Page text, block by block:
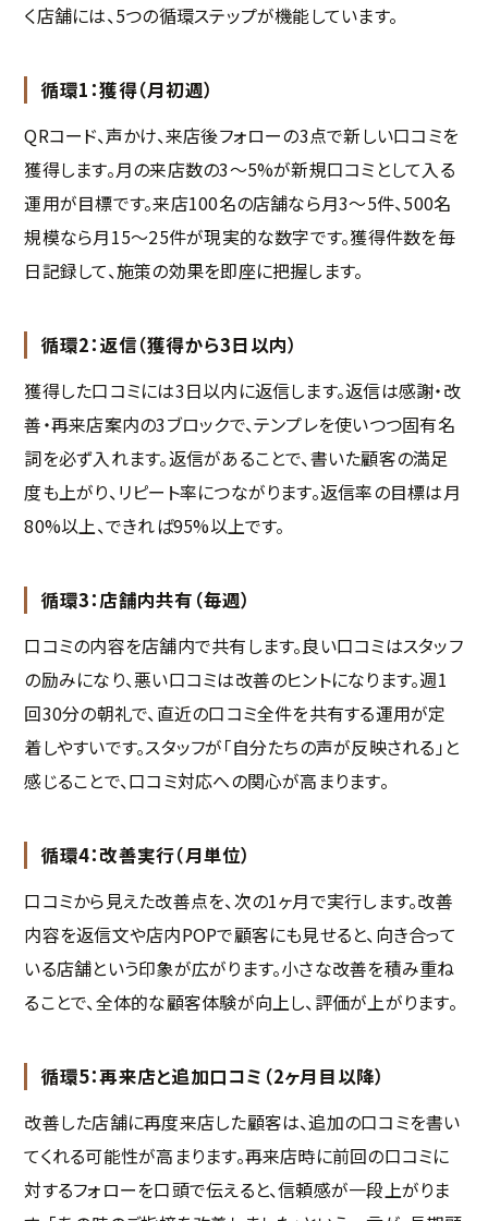
く店舗には、5つの循環ステップが機能しています。
循環1：獲得（月初週）
QRコード、声かけ、来店後フォローの3点で新しい口コミを
獲得します。月の来店数の3〜5%が新規口コミとして入る
運用が目標です。来店100名の店舗なら月3〜5件、500名
規模なら月15〜25件が現実的な数字です。獲得件数を毎
日記録して、施策の効果を即座に把握します。
循環2：返信（獲得から3日以内）
獲得した口コミには3日以内に返信します。返信は感謝・改
善・再来店案内の3ブロックで、テンプレを使いつつ固有名
詞を必ず入れます。返信があることで、書いた顧客の満足
度も上がり、リピート率につながります。返信率の目標は月
80%以上、できれば95%以上です。
循環3：店舗内共有（毎週）
口コミの内容を店舗内で共有します。良い口コミはスタッフ
の励みになり、悪い口コミは改善のヒントになります。週1
回30分の朝礼で、直近の口コミ全件を共有する運用が定
着しやすいです。スタッフが「自分たちの声が反映される」と
感じることで、口コミ対応への関心が高まります。
循環4：改善実行（月単位）
口コミから見えた改善点を、次の1ヶ月で実行します。改善
内容を返信文や店内POPで顧客にも見せると、向き合って
いる店舗という印象が広がります。小さな改善を積み重ね
ることで、全体的な顧客体験が向上し、評価が上がります。
循環5：再来店と追加口コミ（2ヶ月目以降）
改善した店舗に再度来店した顧客は、追加の口コミを書い
てくれる可能性が高まります。再来店時に前回の口コミに
対するフォローを口頭で伝えると、信頼感が一段上がりま